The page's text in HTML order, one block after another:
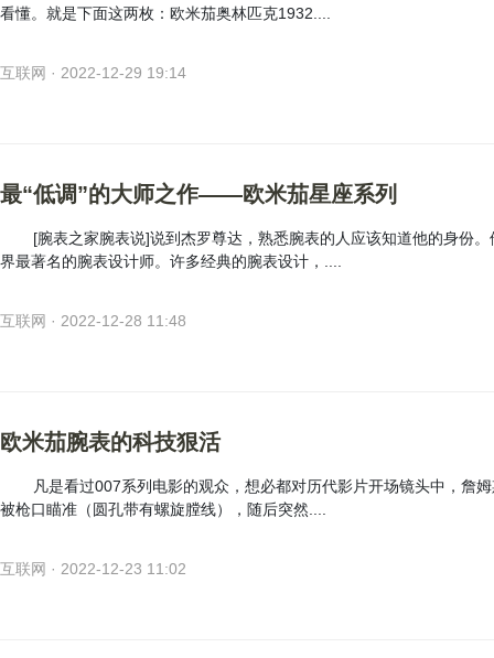
看懂。就是下面这两枚：欧米茄奥林匹克1932....
互联网 · 2022-12-29 19:14
最“低调”的大师之作——欧米茄星座系列
[腕表之家腕表说]说到杰罗尊达，熟悉腕表的人应该知道他的身份。
界最著名的腕表设计师。许多经典的腕表设计，....
互联网 · 2022-12-28 11:48
欧米茄腕表的科技狠活
凡是看过007系列电影的观众，想必都对历代影片开场镜头中，詹姆
被枪口瞄准（圆孔带有螺旋膛线），随后突然....
互联网 · 2022-12-23 11:02